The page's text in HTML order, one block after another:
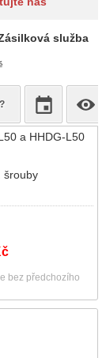
služba
?
a HHDG-L50
šrouby
bez předchozího